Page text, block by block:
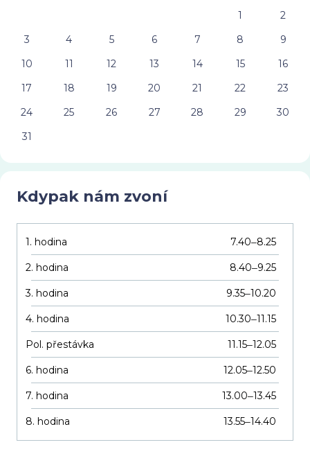
1
2
3
4 5 6 7 8
9
10
11 12 13 14 15
16
17
18 19 20 21 22
23
24
25 26 27 28 29
30
31
Kdypak nám zvoní
1. hodina 7.40–8.25
2. hodina 8.40–9.25
3. hodina 9.35–10.20
4. hodina 10.30–11.15
Pol. přestávka 11.15–12.05
6. hodina 12.05–12.50
7. hodina 13.00–13.45
8. hodina 13.55–14.40